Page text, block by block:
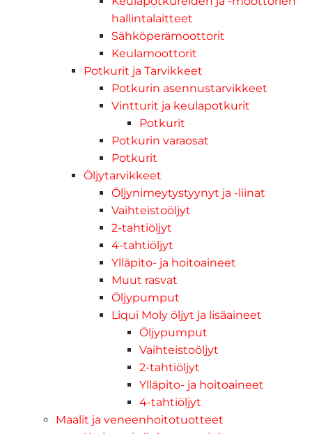
hallintalaitteet
Sähköperämoottorit
Keulamoottorit
Potkurit ja Tarvikkeet
Potkurin asennustarvikkeet
Vintturit ja keulapotkurit
Potkurit
Potkurin varaosat
Potkurit
Öljytarvikkeet
Öljynimeytystyynyt ja -liinat
Vaihteistoöljyt
2-tahtiöljyt
4-tahtiöljyt
Ylläpito- ja hoitoaineet
Muut rasvat
Öljypumput
Liqui Moly öljyt ja lisäaineet
Öljypumput
Vaihteistoöljyt
2-tahtiöljyt
Ylläpito- ja hoitoaineet
4-tahtiöljyt
Maalit ja veneenhoitotuotteet